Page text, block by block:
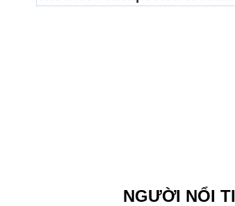
NGƯỜI NỔI